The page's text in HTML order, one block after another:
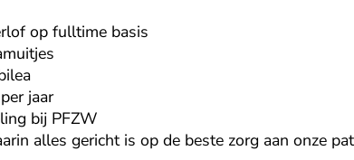
op fulltime basis
jaar
bij PFZW
alles gericht is op de beste zorg aan onze